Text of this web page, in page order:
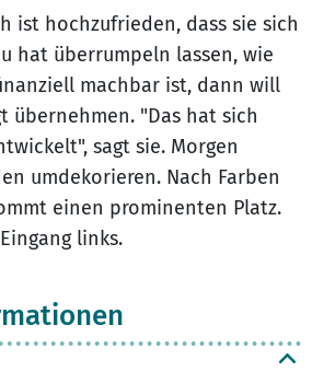
ist hochzufrieden, dass sie sich
hat überrumpeln lassen, wie
machbar ist, dann will
übernehmen. "Das hat sich
sagt sie. Morgen
umdekorieren. Nach Farben
einen prominenten Platz.
links.